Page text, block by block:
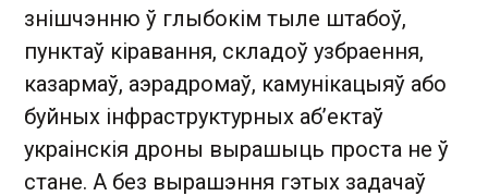
знішчэнню ў глыбокім тыле штабоў,
пунктаў кіравання, складоў узбраення,
казармаў, аэрадромаў, камунікацыяў або
буйных інфраструктурных аб’ектаў
украінскія дроны вырашыць проста не ў
стане. А без вырашэння гэтых задачаў